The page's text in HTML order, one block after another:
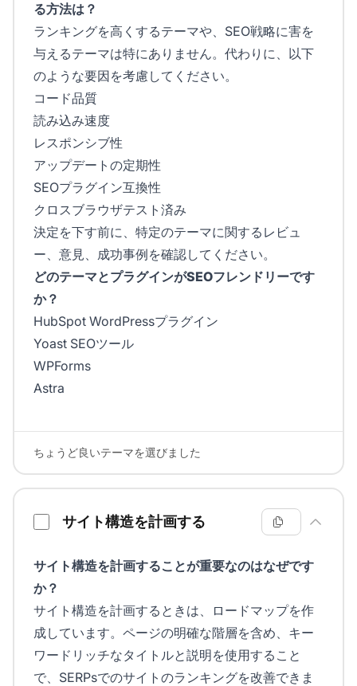
る方法は？
ランキングを高くするテーマや、SEO戦略に害を
与えるテーマは特にありません。代わりに、以下
のような要因を考慮してください。
コード品質
読み込み速度
レスポンシブ性
アップデートの定期性
SEOプラグイン互換性
クロスブラウザテスト済み
決定を下す前に、特定のテーマに関するレビュ
ー、意見、成功事例を確認してください。
どのテーマとプラグインがSEOフレンドリーです
か？
HubSpot WordPressプラグイン
Yoast SEOツール
WPForms
Astra
ちょうど良いテーマを選びました
サイト構造を計画する
サイト構造を計画することが重要なのはなぜです
か？
サイト構造を計画するときは、ロードマップを作
成しています。ページの明確な階層を含め、キー
ワードリッチなタイトルと説明を使用すること
で、SERPsでのサイトのランキングを改善できま